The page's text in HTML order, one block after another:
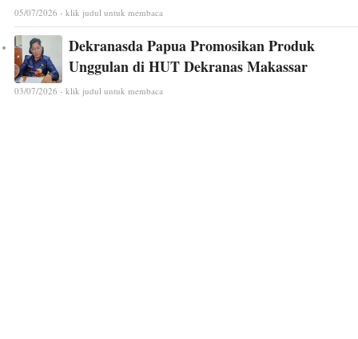
05/07/2026 - klik judul untuk membaca
Dekranasda Papua Promosikan Produk
Unggulan di HUT Dekranas Makassar
03/07/2026 - klik judul untuk membaca